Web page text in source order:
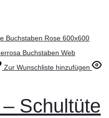
Zur Wunschliste hinzufügen
Schultüte